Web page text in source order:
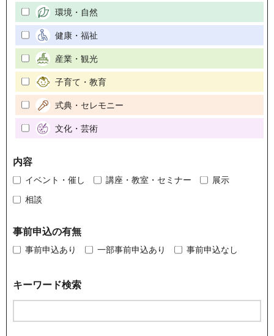
環境・自然
健康・福祉
産業・観光
子育て・教育
式典・セレモニー
文化・芸術
内容
イベント・催し 講座・教室・セミナー
展示
相談
事前申込の有無
事前申込あり 一部事前申込あり 事前申込なし
キーワード検索